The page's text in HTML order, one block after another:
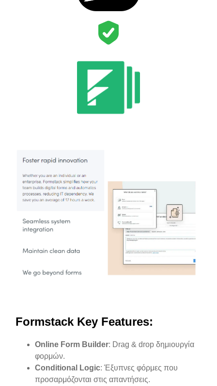
Formstack Key Features:
Online Form Builder: Drag & drop δημιουργία
φορμών.
Conditional Logic: Έξυπνες φόρμες που
προσαρμόζονται στις απαντήσεις.